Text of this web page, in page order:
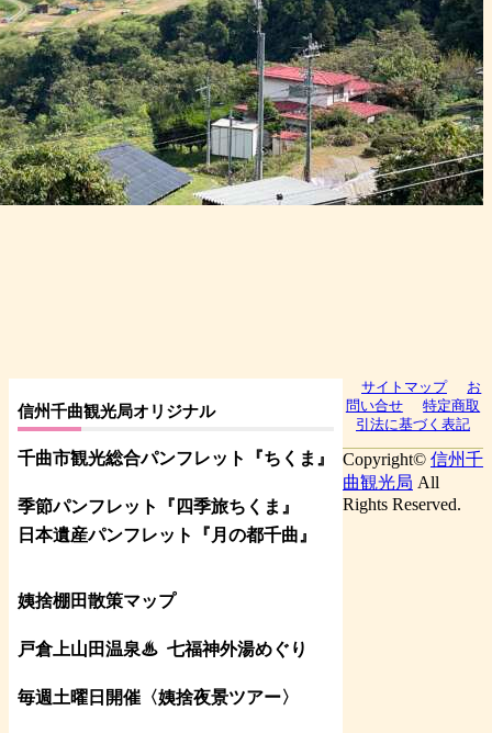
信州千曲観光局オリジナル
千曲市観光総合パンフレット 『ちくま 』
季節パンフレット『四季旅ちくま』
日本遺産パンフレット
『月の都千曲 』
姨捨棚田散策マップ
戸倉上山田温泉♨ 七福神外湯めぐり
毎週土曜日開催〈姨捨夜景ツアー〉
サイトマップ
お
問い合せ
特定商取
引法に基づく表記
Copyright© 信州千
曲観光局 All
Rights Reserved.